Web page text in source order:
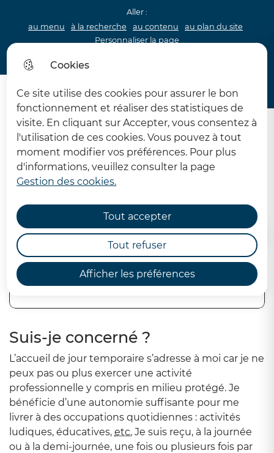
Cookies
Ce site utilise des cookies pour assurer le bon
fonctionnement et réaliser des statistiques de
visite. En cliquant sur Accepter, vous consentez à
l'utilisation de ces cookies. Vous pouvez à tout
moment modifier vos préférences. Pour plus
d'informations, veuillez consulter la page
Gestion des cookies.
Afficher les préférences
Tout accepter
Tout refuser
Aller :
au menu
à la recherche au contenu
au plan du site
Personnaliser la page
62 MDPH Maison départementale des personnes
Menu
L'accueil de jour temporaire
Sommaire
Suis-je concerné ?
L’accueil de jour temporaire s’adresse à moi car je ne
peux pas ou plus exercer une activité
professionnelle y compris en milieu protégé. Je
bénéficie d’une autonomie suffisante pour me
livrer à des occupations quotidiennes : activités
ludiques, éducatives, etc. Je suis reçu, à la journée
ou à la demi-journée, une fois ou plusieurs fois par